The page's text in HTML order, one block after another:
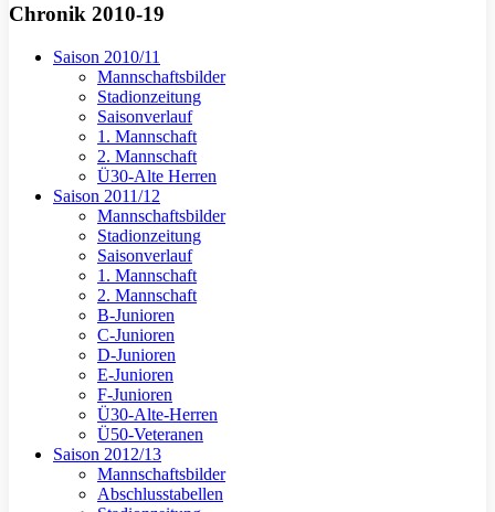
Chronik 2010-19
Saison 2010/11
Mannschaftsbilder
Stadionzeitung
Saisonverlauf
1. Mannschaft
2. Mannschaft
Ü30-Alte Herren
Saison 2011/12
Mannschaftsbilder
Stadionzeitung
Saisonverlauf
1. Mannschaft
2. Mannschaft
B-Junioren
C-Junioren
D-Junioren
E-Junioren
F-Junioren
Ü30-Alte-Herren
Ü50-Veteranen
Saison 2012/13
Mannschaftsbilder
Abschlusstabellen